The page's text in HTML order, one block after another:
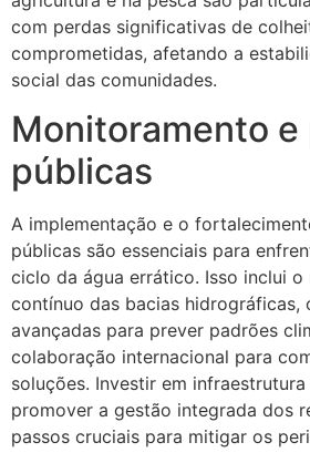
com perdas significativas de
comprometidas, afetando a
social das comunidades.
Monitoramento
públicas
A implementação e o
públicas são essenciais para
ciclo da água errático. Isso inclui
contínuo das bacias hidrográficas,
avançadas para prever padrões
colaboração internacional para
soluções. Investir em
promover a gestão integrada dos
passos cruciais para mitigar os